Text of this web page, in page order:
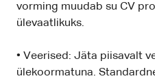
vorming muudab su CV
ülevaatlikuks.
• Veerised: Jäta piisavalt
ülekoormatuna.